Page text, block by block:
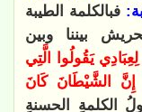
فبالكلمة الطيبة
بيننا وبين
يَقُولُوا الَّتِي
الشَّيْطَانَ كَانَ
الكلمةِ الحسنةِ